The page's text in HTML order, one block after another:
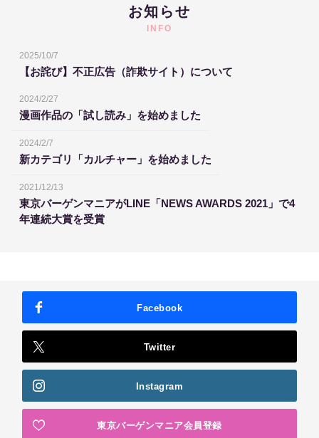
お知らせ
INFO
2025/10/7
【お詫び】不正広告（詐欺サイト）について
2024/2/27
漫画作品の「試し読み」を始めました
2024/2/7
新カテゴリ「カルチャー」を始めました
2021/12/13
東京バーゲンマニアがLINE「NEWS AWARDS 2021」で4
年連続大賞を受賞
Facebook
Twitter
Instagram
東京バーゲンマニア会員登録